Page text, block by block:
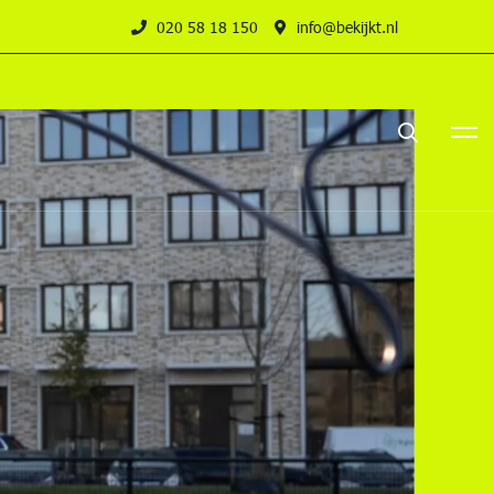
020 58 18 150 info@bekijkt.nl